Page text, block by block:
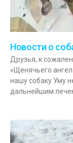
Новости о
Друзья, к
«Щенячьего
нашу собаку Уму
дальнейшим